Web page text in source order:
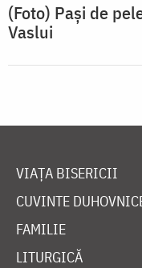
(Foto) Pași de
Vaslui
VIAȚA BISERICII
CUVINTE
FAMILIE
LITURGICĂ